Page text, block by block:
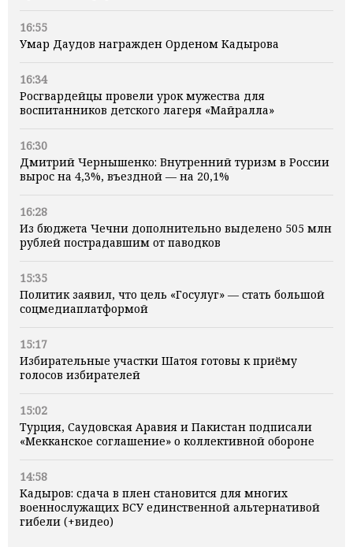
16:55
Умар Даудов награжден Орденом Кадырова
16:34
Росгвардейцы провели урок мужества для
воспитанников детского лагеря «Майралла»
16:30
Дмитрий Чернышенко: Внутренний туризм в России
вырос на 4,3%, въездной — на 20,1%
16:28
Из бюджета Чечни дополнительно выделено 505 млн
рублей пострадавшим от паводков
15:35
Политик заявил, что цель «Госулуг» — стать большой
соцмедиаплатформой
15:17
Избирательные участки Шатоя готовы к приёму
голосов избирателей
15:02
Турция, Саудовская Аравия и Пакистан подписали
«Мекканское соглашение» о коллективной обороне
14:58
Кадыров: сдача в плен становится для многих
военнослужащих ВСУ единственной альтернативой
гибели (+видео)